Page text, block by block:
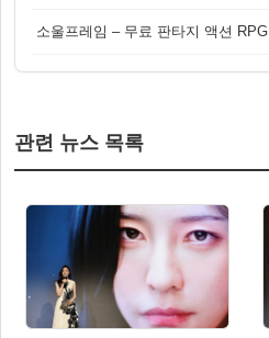
소울프레임 – 무료 판타지 액션 RPG
관련 뉴스 목록